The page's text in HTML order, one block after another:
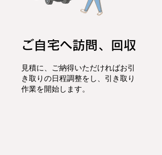
ご自宅へ訪問、回収
見積に、ご納得いただければお引
き取りの日程調整をし、 引き取り
作業を開始します。